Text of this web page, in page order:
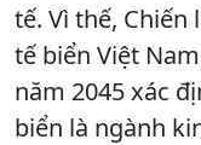
tế. Vì thế,
tế biển Việt
năm 2045 xác
biển là ngành